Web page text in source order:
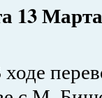
13